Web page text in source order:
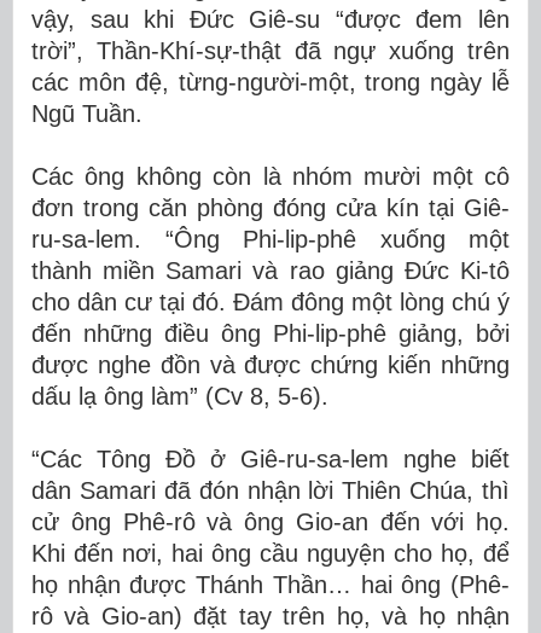
vậy, sau khi Đức Giê-su “được đem lên
trời”, Thần-Khí-sự-thật đã ngự xuống trên
các môn đệ, từng-người-một, trong ngày lễ
Ngũ Tuần.
Các ông không còn là nhóm mười một cô
đơn trong căn phòng đóng cửa kín tại Giê-
ru-sa-lem. “Ông Phi-lip-phê xuống một
thành miền Samari và rao giảng Đức Ki-tô
cho dân cư tại đó. Đám đông một lòng chú ý
đến những điều ông Phi-lip-phê giảng, bởi
được nghe đồn và được chứng kiến những
dấu lạ ông làm” (Cv 8, 5-6).
“Các Tông Đồ ở Giê-ru-sa-lem nghe biết
dân Samari đã đón nhận lời Thiên Chúa, thì
cử ông Phê-rô và ông Gio-an đến với họ.
Khi đến nơi, hai ông cầu nguyện cho họ, để
họ nhận được Thánh Thần… hai ông (Phê-
rô và Gio-an) đặt tay trên họ, và họ nhận